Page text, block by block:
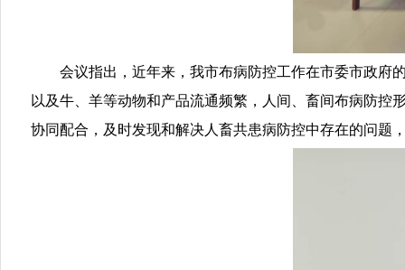
会议指出，近年来，我市布病防控工作在市委市政府
以及牛、羊等动物和产品流通频繁，人间、畜间布病防
协同配合，及时发现和解决人畜共患病防控中存在的问